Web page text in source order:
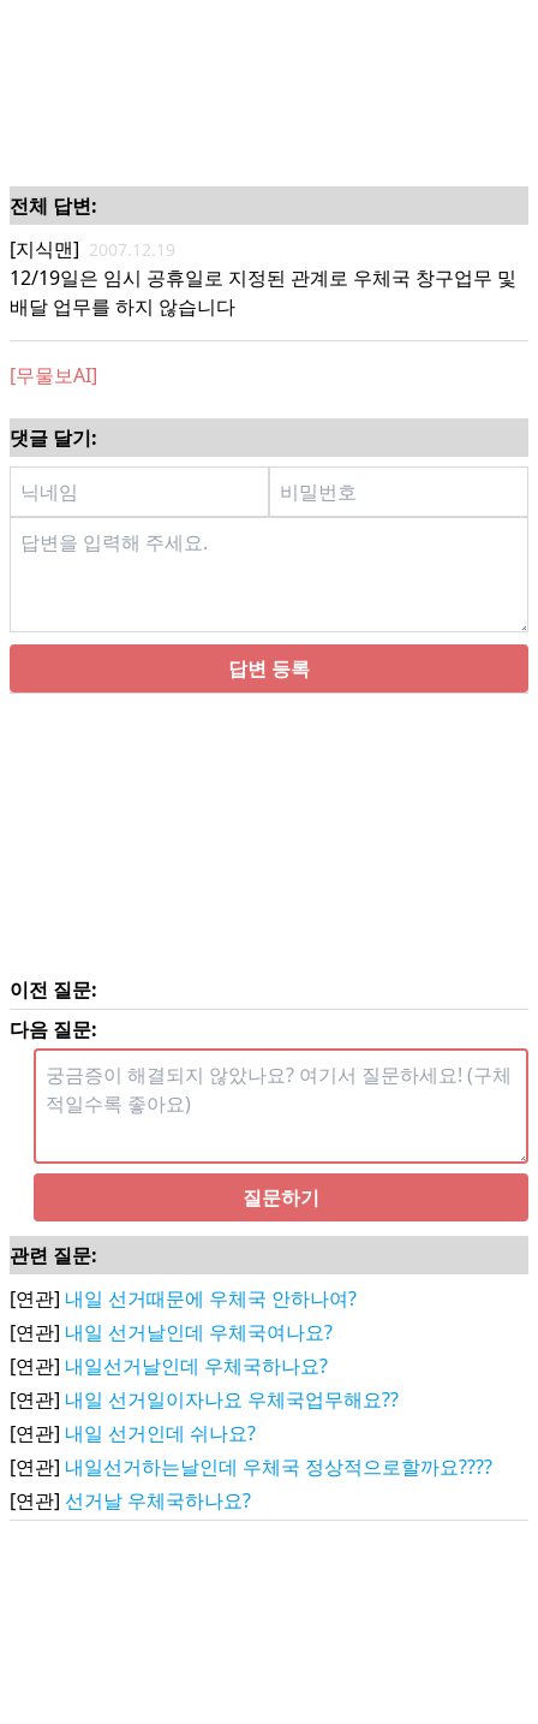
전체 답변:
[지식맨] 2007.12.19
12/19일은 임시 공휴일로 지정된 관계로 우체국 창구업무 및
배달 업무를 하지 않습니다
[무물보AI]
댓글 달기:
답변 등록
이전 질문:
다음 질문:
질문하기
관련 질문:
[연관] 내일 선거때문에 우체국 안하나여?
[연관] 내일 선거날인데 우체국여나요?
[연관] 내일선거날인데 우체국하나요?
[연관] 내일 선거일이자나요 우체국업무해요??
[연관] 내일 선거인데 쉬나요?
[연관] 내일선거하는날인데 우체국 정상적으로할까요????
[연관] 선거날 우체국하나요?